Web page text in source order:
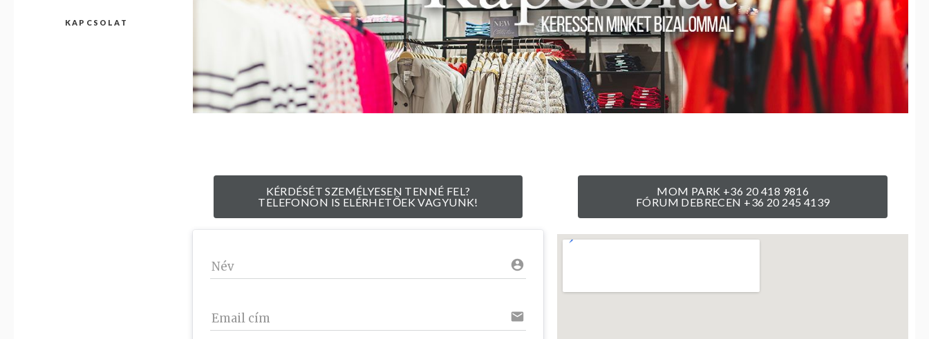
KAPCSOLAT
KÉRDÉSÉT SZEMÉLYESEN TENNÉ FEL?
TELEFONON IS ELÉRHETŐEK VAGYUNK!
MOM PARK +36 20 418 9816
FÓRUM DEBRECEN +36 20 245 4139
Név account_circle
Email cím email